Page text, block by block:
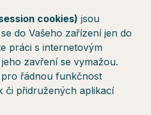
cookies) jsou
do Vašeho zařízení jen do
práci s internetovým
zavření se vymažou.
řádnou funkčnost
či přidružených aplikací